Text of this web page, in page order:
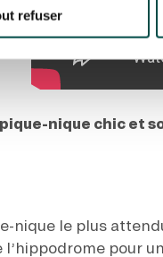
refuser
nique chic et
nique le plus
l’hippodrome pour